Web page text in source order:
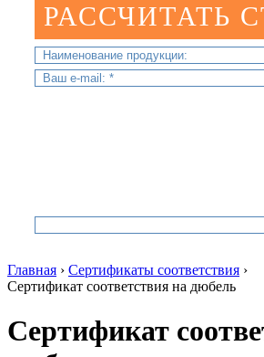
РАССЧИТАТЬ
Главная › Сертификаты соответствия ›
Сертификат соответствия на дюбель
Сертификат